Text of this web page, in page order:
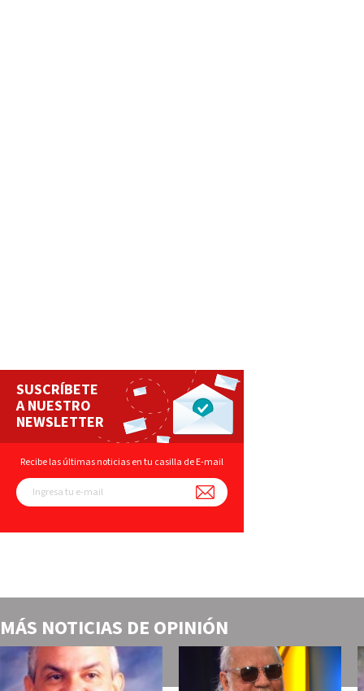
SUSCRÍBETE
A NUESTRO
NEWSLETTER
Recibe las últimas noticias en tu casilla de E-mail
MÁS NOTICIAS DE OPINIÓN